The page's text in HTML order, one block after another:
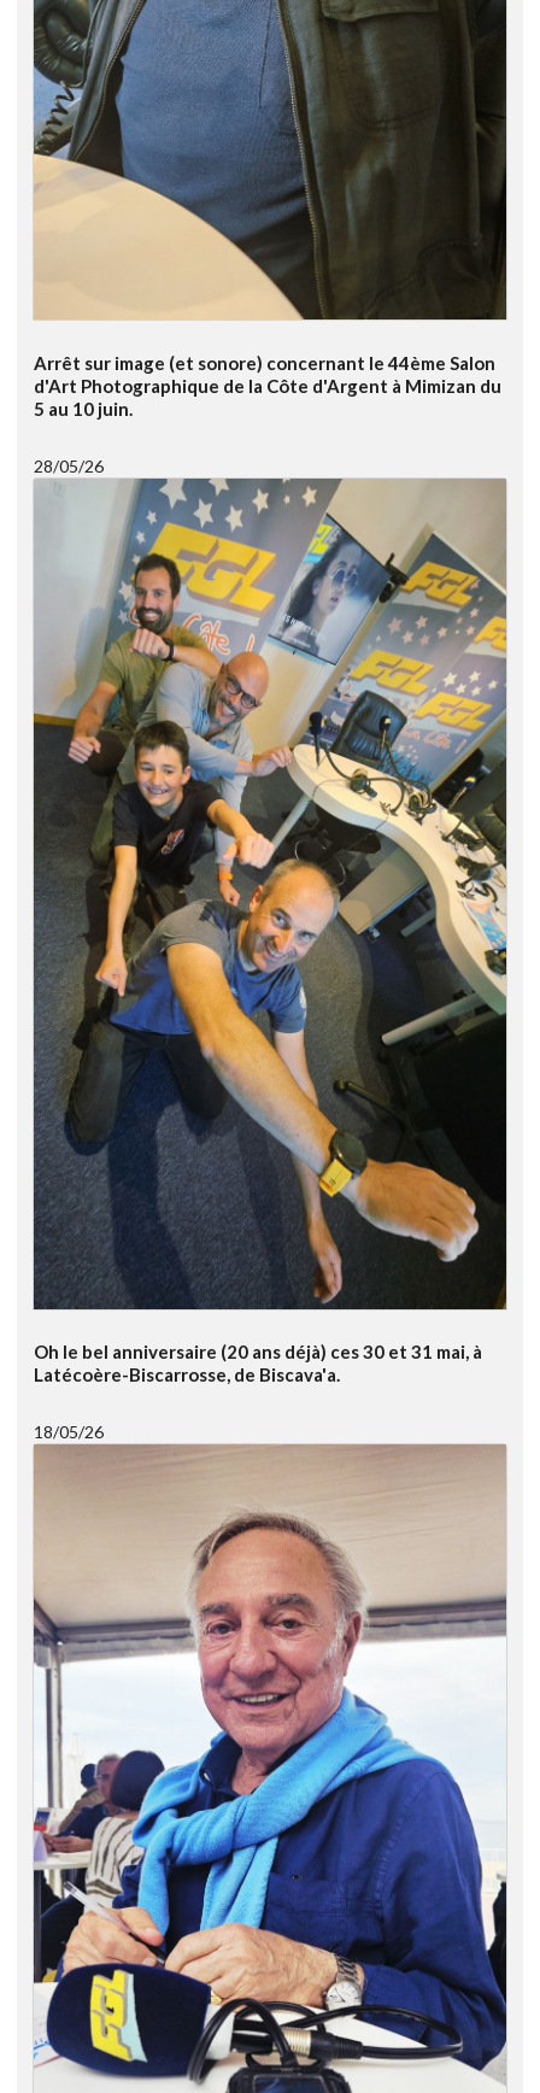
Arrêt sur image (et sonore) concernant le 44ème Salon
d'Art Photographique de la Côte d'Argent à Mimizan du
5 au 10 juin.
28/05/26
Oh le bel anniversaire (20 ans déjà) ces 30 et 31 mai, à
Latécoère-Biscarrosse, de Biscava'a.
18/05/26